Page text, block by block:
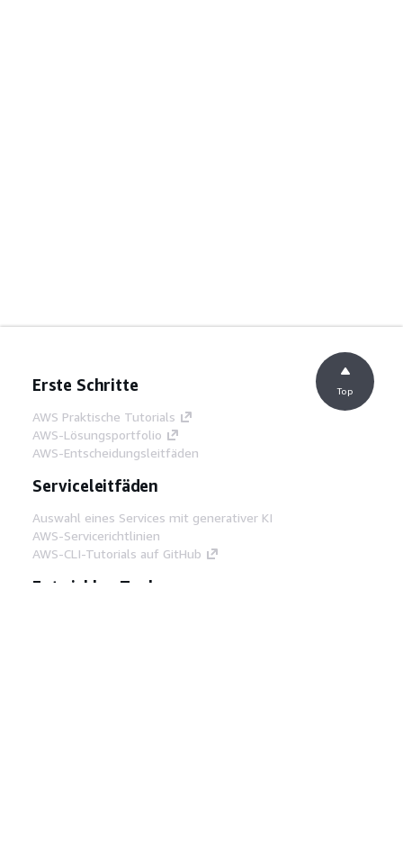
Erste Schritte
AWS Praktische Tutorials
AWS-Lösungsportfolio
AWS-Entscheidungsleitfäden
Serviceleitfäden
Auswahl eines Services mit generativer KI
AWS-Servicerichtlinien
AWS-CLI-Tutorials auf GitHub
Entwickler-Tools
Top